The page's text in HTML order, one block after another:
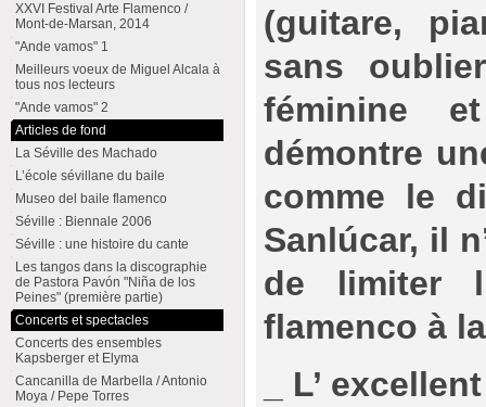
(guitare,
sans
féminine
démontre
comme le
Sanlúcar, il
de limiter
flamenco à
_ L’
XXVI Festival Arte Flamenco /
Mont-de-Marsan, 2014
"Ande vamos" 1
Meilleurs voeux de Miguel Alcala à
tous nos lecteurs
"Ande vamos" 2
Articles de fond
La Séville des Machado
L’école sévillane du baile
Museo del baile flamenco
Séville : Biennale 2006
Séville : une histoire du cante
Les tangos dans la discographie
de Pastora Pavón "Niña de los
Peines" (première partie)
Concerts et spectacles
Concerts des ensembles
Kapsberger et Elyma
Cancanilla de Marbella / Antonio
Moya / Pepe Torres